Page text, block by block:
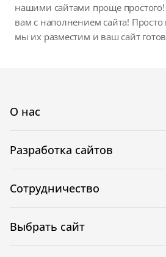
нашими сайтами проще
вам с наполнением сайта!
мы их разместим и ваш сайт
О нас
Разработка сайтов
Сотрудничество
Выбрать сайт